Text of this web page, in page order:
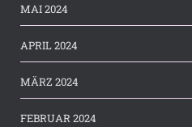
MAI 2024
APRIL 2024
MÄRZ 2024
FEBRUAR 2024